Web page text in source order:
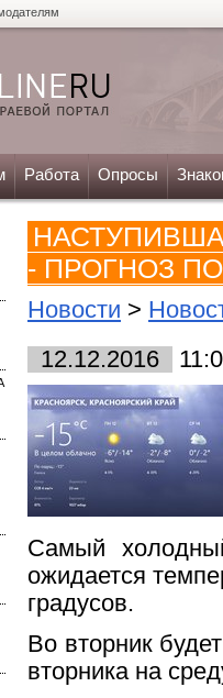
Работа Опросы
- ПРОГНОЗ
Новости >
12.12.2016
Самый
ожидается
градусов.
Во вторник
вторника на